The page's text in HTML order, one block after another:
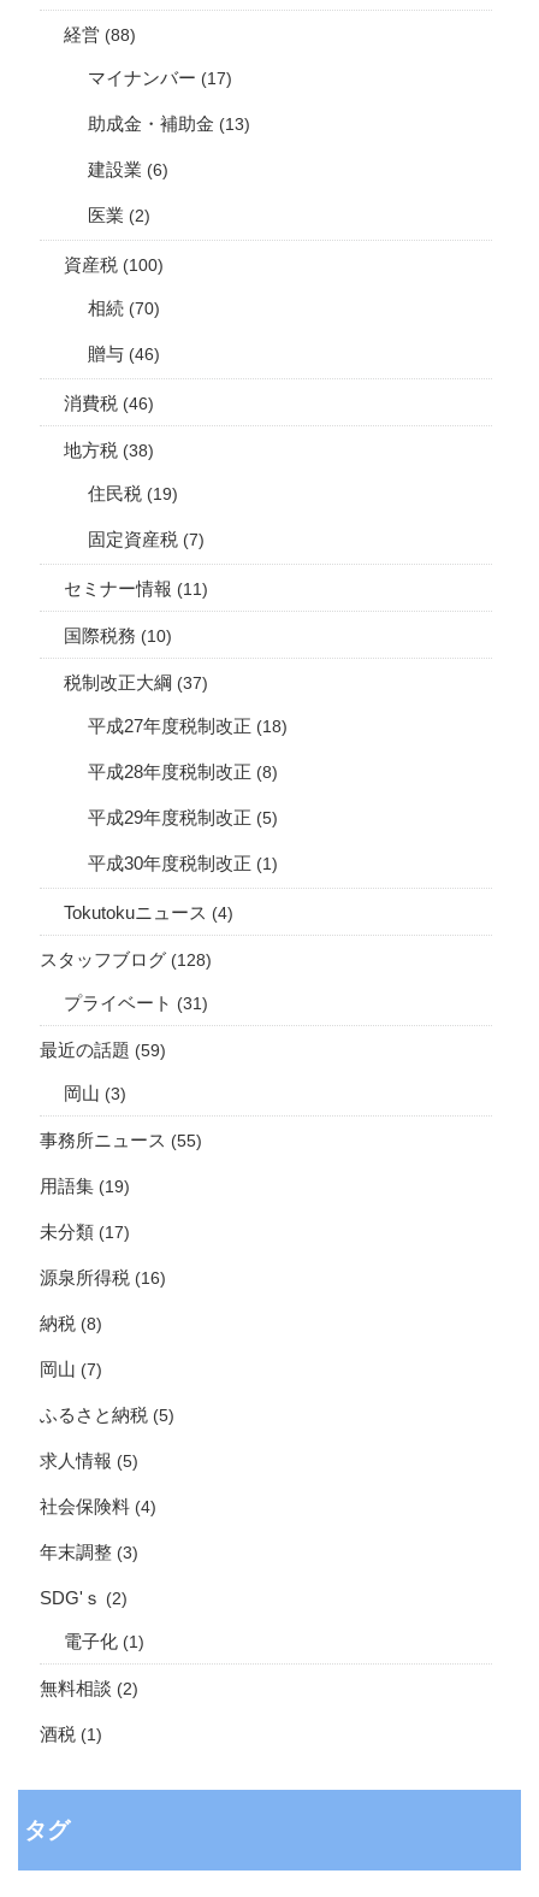
経営 (88)
マイナンバー (17)
助成金・補助金 (13)
建設業 (6)
医業 (2)
資産税 (100)
相続 (70)
贈与 (46)
消費税 (46)
地方税 (38)
住民税 (19)
固定資産税 (7)
セミナー情報 (11)
国際税務 (10)
税制改正大綱 (37)
平成27年度税制改正 (18)
平成28年度税制改正 (8)
平成29年度税制改正 (5)
平成30年度税制改正 (1)
Tokutokuニュース (4)
スタッフブログ (128)
プライベート (31)
最近の話題 (59)
岡山 (3)
事務所ニュース (55)
用語集 (19)
未分類 (17)
源泉所得税 (16)
納税 (8)
岡山 (7)
ふるさと納税 (5)
求人情報 (5)
社会保険料 (4)
年末調整 (3)
SDG'ｓ (2)
電子化 (1)
無料相談 (2)
酒税 (1)
タグ